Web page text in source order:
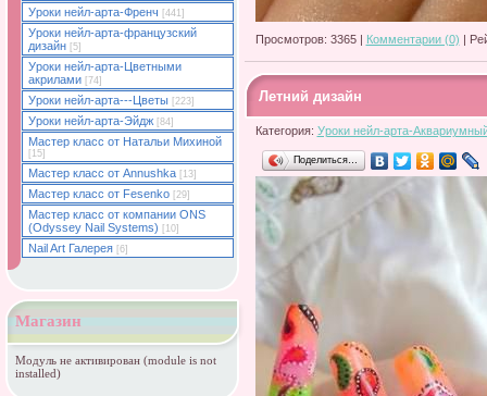
Просмотров: 3365 | Комментарии (0) |
Летний дизайн
Категория: Уроки нейл-арта-
Поделиться…
Уроки нейл-арта-Френч [441]
Уроки нейл-арта-французский
дизайн
[5]
Уроки нейл-арта-Цветными
акрилами
[74]
Уроки нейл-арта---Цветы [223]
Уроки нейл-арта-Эйдж [84]
Мастер класс от Натальи Михиной
[15]
Мастер класс от Annushka [13]
Мастер класс от Fesenko [29]
Мастер класс от компании ONS
(Odyssey Nail Systems)
[10]
Nail Art Галерея [6]
Магазин
Модуль не активирован (module is not
installed)